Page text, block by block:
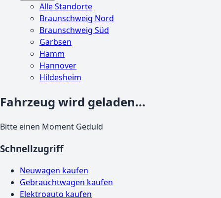
Alle Standorte
Braunschweig Nord
Braunschweig Süd
Garbsen
Hamm
Hannover
Hildesheim
Fahrzeug wird geladen...
Bitte einen Moment Geduld
Schnellzugriff
Neuwagen kaufen
Gebrauchtwagen kaufen
Elektroauto kaufen